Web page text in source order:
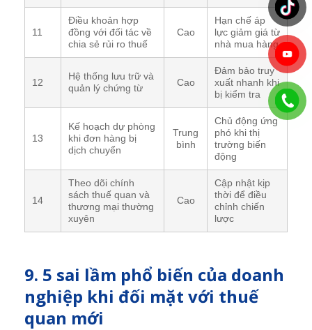
11
Điều khoản hợp
đồng với đối tác về
chia sẻ rủi ro thuế
Cao
Hạn chế áp
lực giảm giá từ
nhà mua hàng
12
Hệ thống lưu trữ và
quản lý chứng từ
Cao
Đảm bảo truy
xuất nhanh khi
bị kiểm tra
13
Kế hoạch dự phòng
khi đơn hàng bị
dịch chuyển
Trung
bình
Chủ động ứng
phó khi thị
trường biến
động
14
Theo dõi chính
sách thuế quan và
thương mại thường
xuyên
Cao
Cập nhật kịp
thời để điều
chỉnh chiến
lược
9. 5 sai lầm phổ biến của doanh
nghiệp khi đối mặt với thuế
quan mới